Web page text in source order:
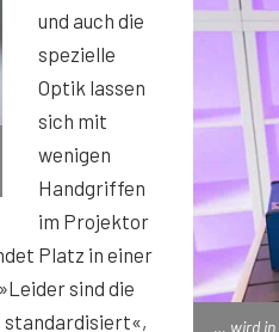
… wird in
und auch die
spezielle
Optik lassen
sich mit
wenigen
Handgriffen
im Projektor
Platz in einer
sind die
standardisiert«,